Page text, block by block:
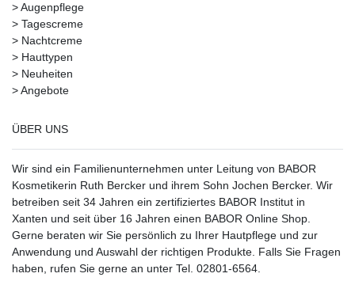
>Augenpflege
> Tagescreme
> Nachtcreme
> Hauttypen
> Neuheiten
>Angebote
ÜBER UNS
Wir sind ein Familienunternehmen unter Leitung von BABOR
Kosmetikerin Ruth Bercker und ihrem Sohn Jochen Bercker. Wir
betreiben seit 34 Jahren ein zertifiziertes BABOR Institut in
Xanten und seit über 16 Jahren einen BABOR Online Shop.
Gerne beraten wir Sie persönlich zu Ihrer Hautpflege und zur
Anwendung und Auswahl der richtigen Produkte. Falls Sie Fragen
haben, rufen Sie gerne an unter Tel. 02801-6564.